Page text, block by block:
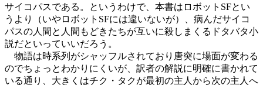
サイコパスである。というわけで、本書はロボットSFとい
うより（いやロボットSFには違いないが）、病んだサイコ
パスの人間と人間もどきたちが互いに殺しまくるドタバタ小
説だといっていいだろう。
物語は時系列がシャッフルされており唐突に場面が変わる
のでちょっとわかりにくいが、訳者の解説に明確に書かれて
いる通り、大きくはチク・タクが最初の主人から次の主人へ